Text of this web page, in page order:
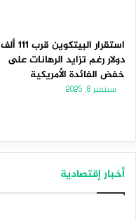
استقرار البيتكوين قرب 111 ألف
دولار رغم تزايد الرهانات على
خفض الفائدة الأمريكية
سبتمبر 8, 2025
أخبار إقتصادية